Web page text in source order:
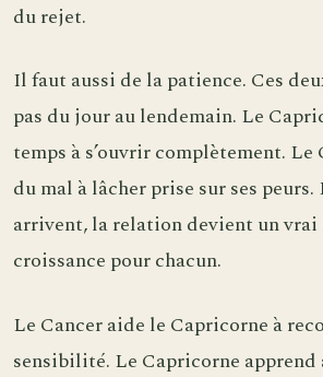
du rejet.
Il faut aussi de la patience. Ces
pas du jour au lendemain. Le
temps à s’ouvrir complètement. Le
du mal à lâcher prise sur ses
arrivent, la relation devient un vrai
croissance pour chacun.
Le Cancer aide le Capricorne à
sensibilité. Le Capricorne apprend